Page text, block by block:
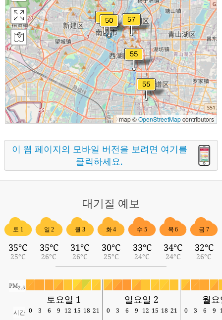
map ©OpenStreetMapcontributors
이 웹 페이지의 모바일 버전을 보려면 여기를
클릭하세요.
대기질 예보
토 1
35°C
25°C
일 2
35°C
26°C
월 3
31°C
26°C
화 4
30°C
25°C
수 5
33°C
24°C
목 6
34°C
24°C
금 7
32°C
26°C
PM2.5
토요일 1 일요일 2 월
시간 0 3 6 9 12 15 18 21 0 3 6 9 12 15 18 21 0 3 6 9